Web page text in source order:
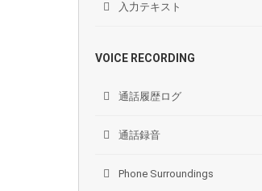
入力テキスト
VOICE RECORDING
通話履歴ログ
通話録音
Phone Surroundings